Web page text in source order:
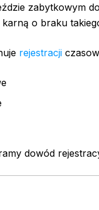
zabytkowym
o braku
rejestracji
dowód